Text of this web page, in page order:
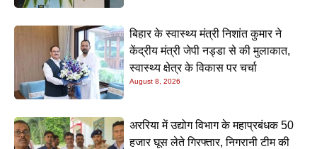
बिहार के स्वास्थ्य मंत्री निशांत कुमार ने
केंद्रीय मंत्री जेपी नड्डा से की मुलाकात,
स्वास्थ्य क्षेत्र के विकास पर चर्चा
August 8, 2026
अररिया में उद्योग विभाग के महाप्रबंधक 50
हजार घूस लेते गिरफ्तार, निगरानी टीम की